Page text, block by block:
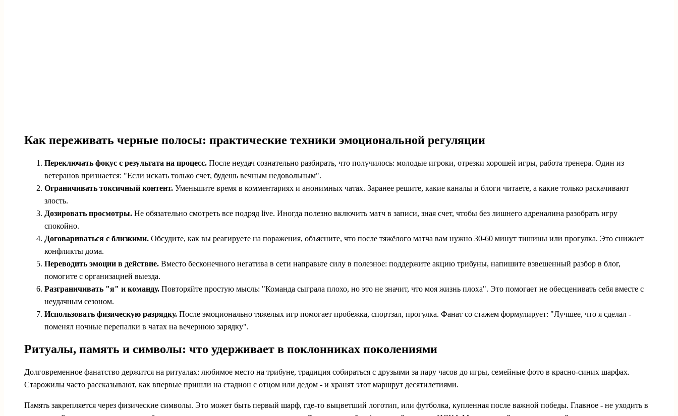
Как переживать черные полосы: практические техники эмоциональной регуляции
Переключать фокус с результата на процесс. После неудач сознательно разбирать, что получилось: молодые игроки, отрезки хорошей игры, работа тренера. Один из
ветеранов признается: "Если искать только счет, будешь вечным недовольным".
Ограничивать токсичный контент. Уменьшите время в комментариях и анонимных чатах. Заранее решите, какие каналы и блоги читаете, а какие только раскачивают
злость.
Дозировать просмотры. Не обязательно смотреть все подряд live. Иногда полезно включить матч в записи, зная счет, чтобы без лишнего адреналина разобрать игру
спокойно.
Договариваться с близкими. Обсудите, как вы реагируете на поражения, объясните, что после тяжёлого матча вам нужно 30-60 минут тишины или прогулка. Это снижает
конфликты дома.
Переводить эмоции в действие. Вместо бесконечного негатива в сети направьте силу в полезное: поддержите акцию трибуны, напишите взвешенный разбор в блог,
помогите с организацией выезда.
Разграничивать "я" и команду. Повторяйте простую мысль: "Команда сыграла плохо, но это не значит, что моя жизнь плоха". Это помогает не обесценивать себя вместе с
неудачным сезоном.
Использовать физическую разрядку. После эмоционально тяжелых игр помогает пробежка, спортзал, прогулка. Фанат со стажем формулирует: "Лучшее, что я сделал -
поменял ночные перепалки в чатах на вечернюю зарядку".
Ритуалы, память и символы: что удерживает в поклонниках поколениями
Долговременное фанатство держится на ритуалах: любимое место на трибуне, традиция собираться с друзьями за пару часов до игры, семейные фото в красно-синих шарфах.
Старожилы часто рассказывают, как впервые пришли на стадион с отцом или дедом - и хранят этот маршрут десятилетиями.
Память закрепляется через физические символы. Это может быть первый шарф, где-то выцветший логотип, или футболка, купленная после важной победы. Главное - не уходить в